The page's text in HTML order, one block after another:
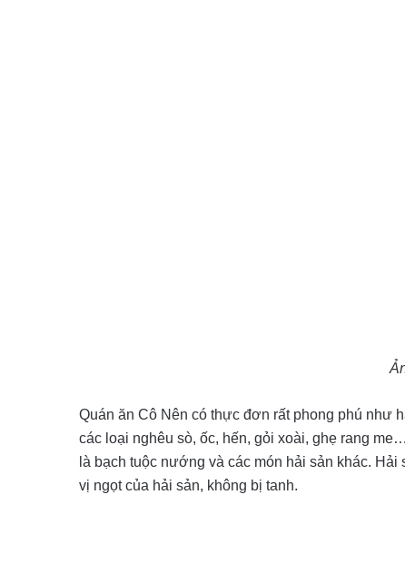
Quán ăn Cô Nên có thực đơn rất phong phú như
các loại nghêu sò, ốc, hến, gỏi xoài, ghẹ rang
là bạch tuộc nướng và các món hải sản khác.
vị ngọt của hải sản, không bị tanh.